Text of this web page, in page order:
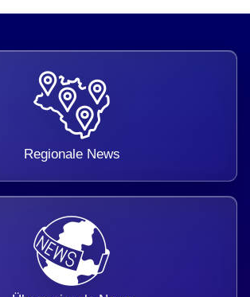
Regionale News